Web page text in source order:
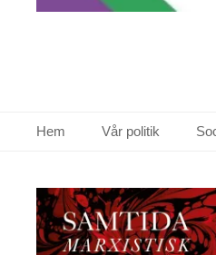
Primär meny
Hem Vår politik